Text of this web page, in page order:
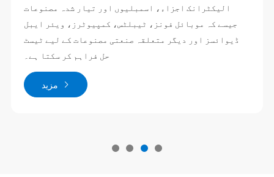
الیکٹرانک اجزاء، اسمبلیوں اور تیار شدہ مصنوعات
جیسے کہ موبائل فونز، ٹیبلٹس، کمپیوٹرز، ویئر ایبل
ڈیوائسز اور دیگر متعلقہ صنعتی مصنوعات کے لیے ٹیسٹ
حل فراہم کر سکتا ہے۔
مزید